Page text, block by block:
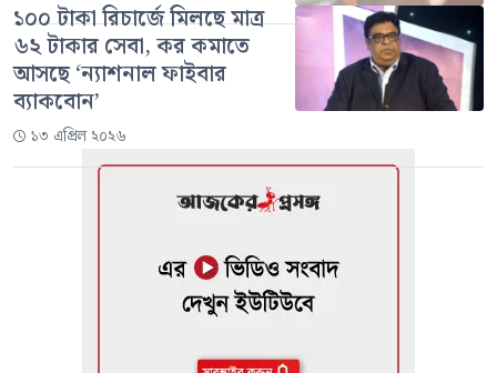
১০০ টাকা রিচার্জে মিলছে মাত্র
৬২ টাকার সেবা, কর কমাতে
আসছে ‘ন্যাশনাল ফাইবার
ব্যাকবোন’
১৩ এপ্রিল ২০২৬